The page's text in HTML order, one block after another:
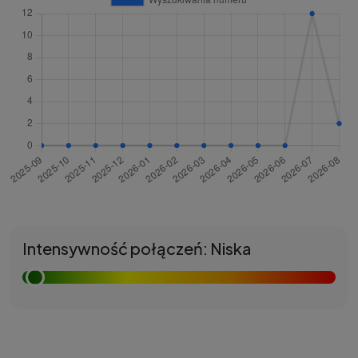
Intensywność połączeń: Niska